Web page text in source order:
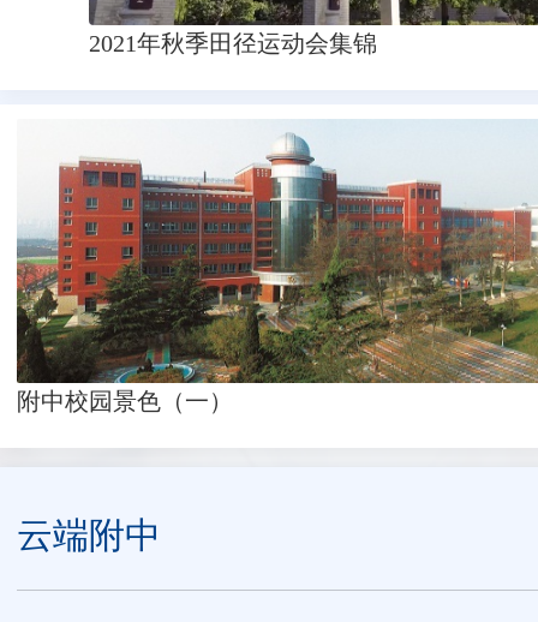
2021年秋季田径运动会集锦
附中校园景色（一）
云端附中